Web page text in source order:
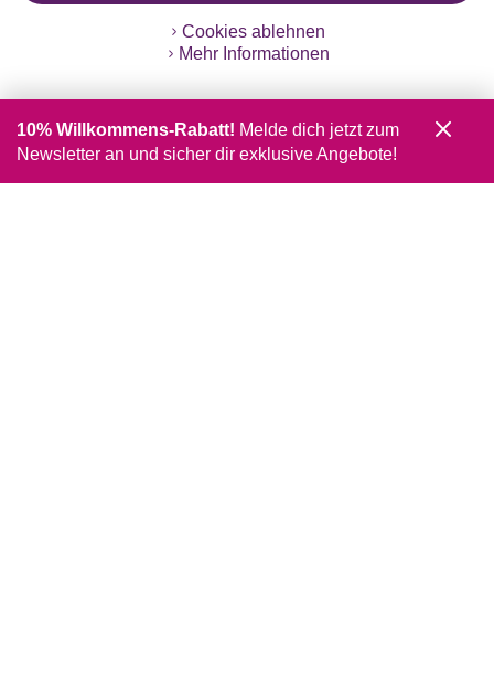
Cookies ablehnen
Mehr Informationen
10% Willkommens-Rabatt! Melde dich jetzt zum
Newsletter an und sicher dir exklusive Angebote!